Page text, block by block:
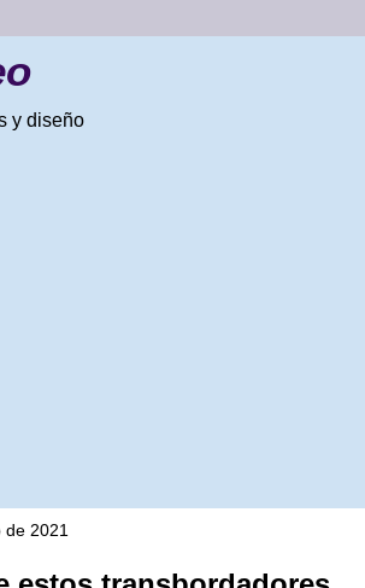
y diseño
2021